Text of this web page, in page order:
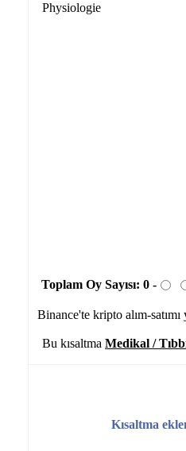
Physiologie
Toplam Oy Sayısı: 0 -
Binance'te kripto alım-
Bu kısaltma Medikal /
Kısaltma